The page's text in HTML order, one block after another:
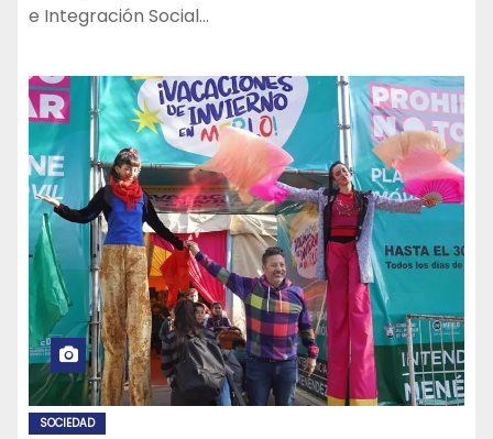
e Integración Social…
SOCIEDAD